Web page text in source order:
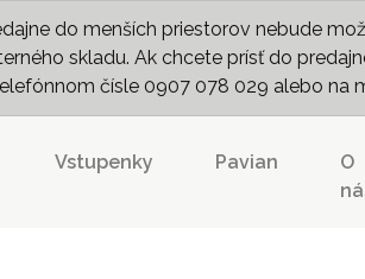
do menších priestorov nebude
skladu. Ak chcete prísť do
čísle 0907 078 029 alebo na
Vstupenky Pavian
O